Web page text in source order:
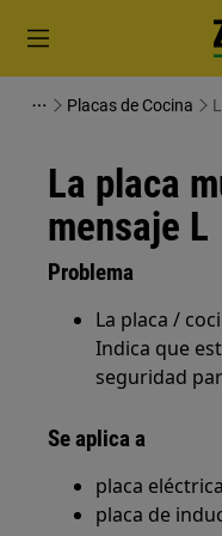
Placas de Cocina
La placa
mensaje L
Problema
La placa /
Indica que
seguridad
Se aplica a
placa
placa de